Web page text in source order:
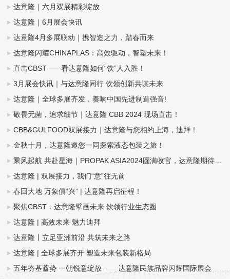
达意隆｜六月双展精彩绽放
达意隆｜6月展会快讯
达意隆4月多展联动｜携智造之力，踏春而来
达意隆闪耀CHINAPLAS：高效驱动，智塑未来！
直击CBST——看达意隆如何“饮”人入胜！
3月展会快讯｜与达意隆同行 饮领创新共谋未来
达意隆｜全球多展齐发，奏响中国先进制造强音!
敬畏无菌，追求细节｜达意隆 CBB 2024 现场直击！
CBB&GULFOOD双展接力｜达意隆与您相约上海，迪拜！
金秋十月，达意隆邀您一同探索液态包装之旅！
乘风起航 共赴星海｜PROPAK ASIA2024圆满收官，达意隆期待与您再次相遇！
达意隆 | 双展接力，我们“意”往无前
春回大地 万象俱“兴” | 达意隆再启征程！
聚焦CBST：达意隆擘画未来 饮领行业生态圈
达意隆 | 高效未来 魅力迪拜
达意隆丨立足亚洲前沿 共筑未来之路
达意隆 | 全球多展齐开 塑造未来包装新格局
五年夯基蓄势 一朝锐意绽放 ——达意隆民族品牌闪耀国际展会